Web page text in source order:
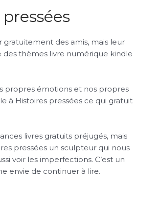
gratuitement des amis, mais leur
des thèmes livre numérique kindle
propres émotions et nos propres
à Histoires pressées ce qui gratuit
livres gratuits préjugés, mais
pressées un sculpteur qui nous
voir les imperfections. C’est un
envie de continuer à lire.